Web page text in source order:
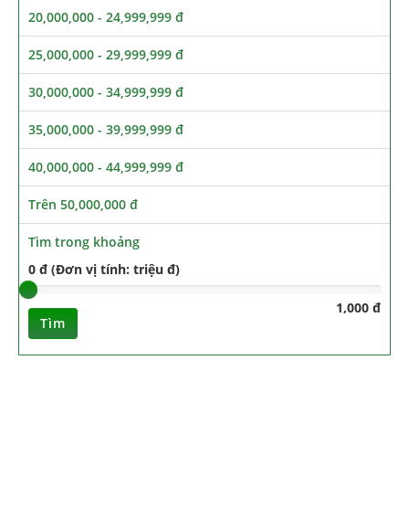
20,000,000 - 24,999,999 đ
25,000,000 - 29,999,999 đ
30,000,000 - 34,999,999 đ
35,000,000 - 39,999,999 đ
40,000,000 - 44,999,999 đ
Trên 50,000,000 đ
Tìm trong khoảng
0 đ (Đơn vị tính: triệu đ)
1,000 đ
Tìm